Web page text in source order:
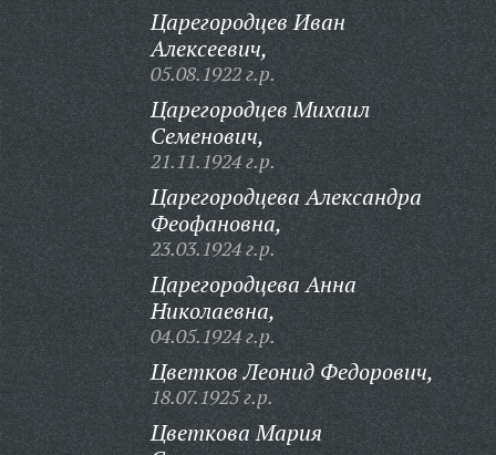
Царегородцев Иван
Алексеевич,
05.08.1922 г.р.
Царегородцев Михаил
Семенович,
21.11.1924 г.р.
Царегородцева Александра
Феофановна,
23.03.1924 г.р.
Царегородцева Анна
Николаевна,
04.05.1924 г.р.
Цветков Леонид Федорович,
18.07.1925 г.р.
Цветкова Мария